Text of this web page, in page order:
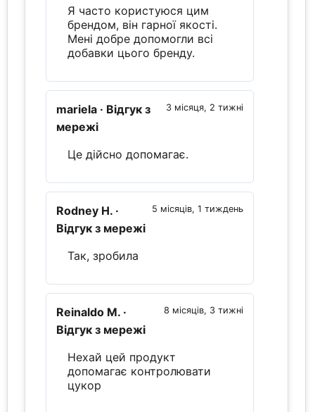
Я часто користуюся цим
брендом, він гарної якості.
Мені добре допомогли всі
добавки цього бренду.
3 місяця, 2 тижні
mariela · Відгук з
мережі
Це дійсно допомагає.
5 місяців, 1 тиждень
Rodney H. ·
Відгук з мережі
Так, зробила
8 місяців, 3 тижні
Reinaldo M. ·
Відгук з мережі
Нехай цей продукт
допомагає контролювати
цукор